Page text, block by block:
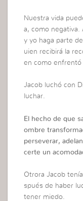
Nuestra vida
a, como negativa.
y yo haga parte
uien recibirá la
en como enfrentó
Jacob luchó con
luchar.
El hecho de que
ombre
perseverar,
certe un
Otrora Jacob
spués de haber
tener miedo.